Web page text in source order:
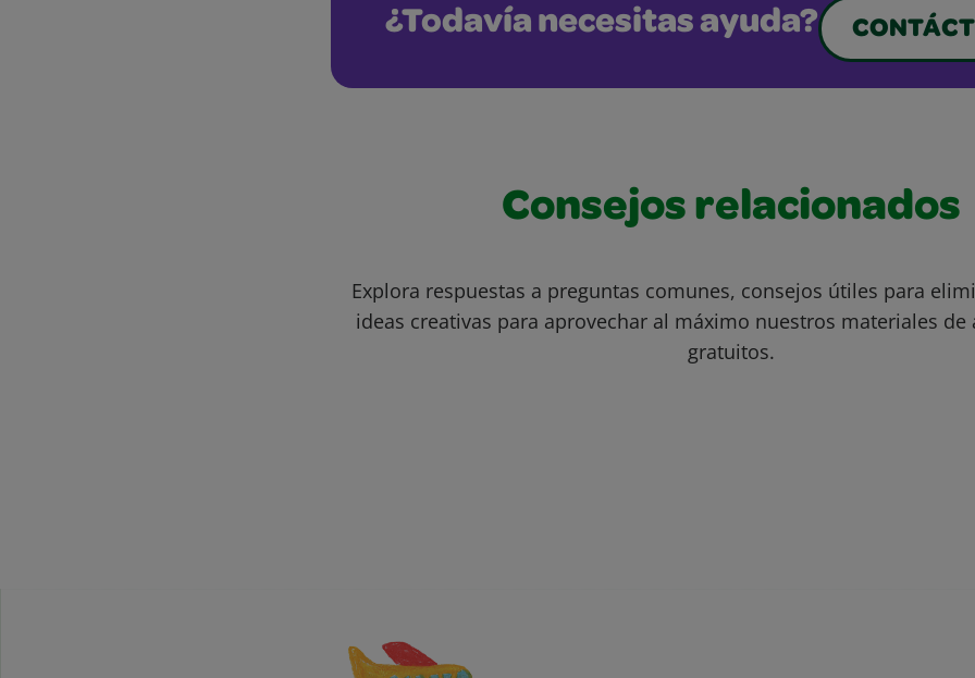
¿Todavía necesitas ayuda?
Consejos relacionados
Explora respuestas a preguntas comunes, consejos útiles para
ideas creativas para aprovechar al máximo nuestros materiales de
gratuitos.